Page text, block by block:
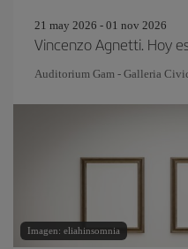
21 may 2026 - 01 nov 2026
Vincenzo Agnetti. Hoy
Auditorium Gam - Galleria
Imagen: eliahinsomnia